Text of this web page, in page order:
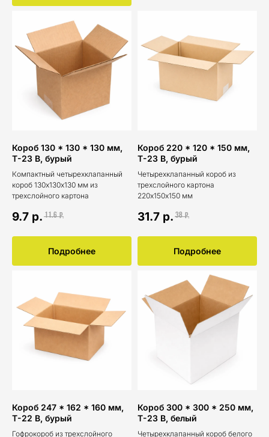
Короб 130 * 130 * 130 мм,
Т-23 В, бурый
Компактный четырехклапанный
короб 130х130х130 мм из
трехслойного картона
9.7 р. 11.6 р.
Подробнее
Короб 220 * 120 * 150 мм,
Т-23 В, бурый
Четырехклапанный короб из
трехслойного картона
220х150х150 мм
31.7 р. 38 р.
Подробнее
Короб 247 * 162 * 160 мм,
Т-22 В, бурый
Гофрокороб из трехслойного
Короб 300 * 300 * 250 мм,
Т-23 В, белый
Четырехклапанный короб белого